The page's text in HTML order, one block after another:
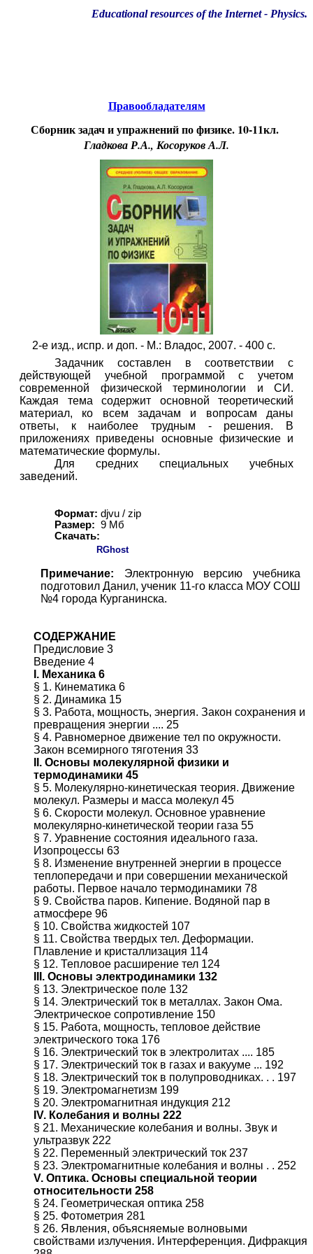
Educational resources of the Internet- Physics.
Правообладателям
Сборник задач и упражнений по физике. 10-11кл.
Гладкова Р.А., Косоруков А.Л.
2-е изд., испр. и доп. - М.: Владос, 2007. - 400 с.
Задачник составлен в соответствии с
действующей учебной программой с учетом
современной физической терминологии и СИ.
Каждая тема содержит основной теоретический
материал, ко всем задачам и вопросам даны
ответы, к наиболее трудным - решения. В
приложениях приведены основные физические и
математические формулы.
Для средних специальных учебных
заведений.
Формат: djvu / zip
Размер: 9 Мб
Скачать:
RGhost
Примечание: Электронную версию учебника
подготовил Данил, ученик 11-го класса МОУ СОШ
№4 города Курганинска.
СОДЕРЖАНИЕ
Предисловие 3
Введение 4
I. Механика 6
§ 1. Кинематика 6
§ 2. Динамика 15
§ 3. Работа, мощность, энергия. Закон сохранения и
превращения энергии .... 25
§ 4. Равномерное движение тел по окружности.
Закон всемирного тяготения 33
II. Основы молекулярной физики и
термодинамики 45
§ 5. Молекулярно-кинетическая теория. Движение
молекул. Размеры и масса молекул 45
§ 6. Скорости молекул. Основное уравнение
молекулярно-кинетической теории газа 55
§ 7. Уравнение состояния идеального газа.
Изопроцессы 63
§ 8. Изменение внутренней энергии в процессе
теплопередачи и при совершении механической
работы. Первое начало термодинамики 78
§ 9. Свойства паров. Кипение. Водяной пар в
атмосфере 96
§ 10. Свойства жидкостей 107
§ 11. Свойства твердых тел. Деформации.
Плавление и кристаллизация 114
§ 12. Тепловое расширение тел 124
III. Основы электродинамики 132
§ 13. Электрическое поле 132
§ 14. Электрический ток в металлах. Закон Ома.
Электрическое сопротивление 150
§ 15. Работа, мощность, тепловое действие
электрического тока 176
§ 16. Электрический ток в электролитах .... 185
§ 17. Электрический ток в газах и вакууме ... 192
§ 18. Электрический ток в полупроводниках. . . 197
§ 19. Электромагнетизм 199
§ 20. Электромагнитная индукция 212
IV. Колебания и волны 222
§ 21. Механические колебания и волны. Звук и
ультразвук 222
§ 22. Переменный электрический ток 237
§ 23. Электромагнитные колебания и волны . . 252
V. Оптика. Основы специальной теории
относительности 258
§ 24. Геометрическая оптика 258
§ 25. Фотометрия 281
§ 26. Явления, объясняемые волновыми
свойствами излучения. Интерференция. Дифракция